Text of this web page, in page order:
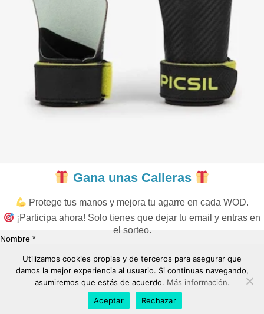
Gana unas Calleras
Protege tus manos y mejora tu agarre en cada WOD.
¡Participa ahora! Solo tienes que dejar tu email y entras en
el sorteo.
Nombre *
Correo Electrónico *
"Sí, quiero ganarlas"
Utilizamos cookies propias y de terceros para asegurar que
damos la mejor experiencia al usuario. Si continuas navegando,
asumiremos que estás de acuerdo. Más información.
Aceptar
Rechazar